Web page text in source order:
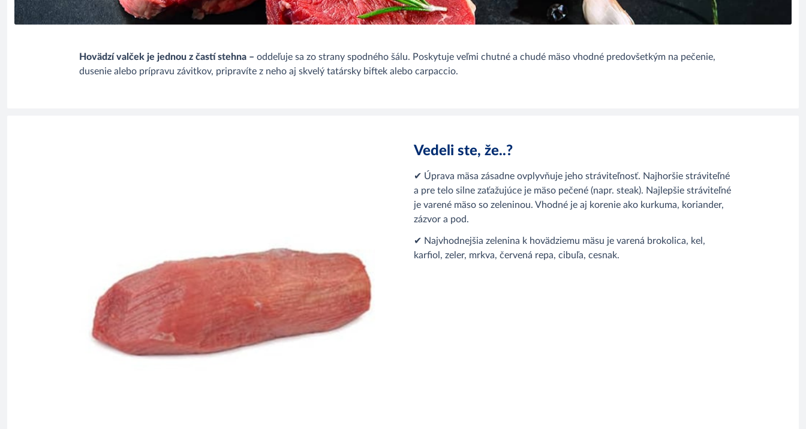
Hovädzí valček je jednou z častí stehna – oddeľuje sa zo strany spodného šálu. Poskytuje veľmi chutné a chudé mäso vhodné predovšetkým na pečenie,
dusenie alebo prípravu závitkov, pripravíte z neho aj skvelý tatársky biftek alebo carpaccio.
Vedeli ste, že..?
✔ Úprava mäsa zásadne ovplyvňuje jeho stráviteľnosť. Najhoršie stráviteľné
a pre telo silne zaťažujúce je mäso pečené (napr. steak). Najlepšie stráviteľné
je varené mäso so zeleninou. Vhodné je aj korenie ako kurkuma, koriander,
zázvor a pod.
✔ Najvhodnejšia zelenina k hovädziemu mäsu je varená brokolica, kel,
karfiol, zeler, mrkva, červená repa, cibuľa, cesnak.